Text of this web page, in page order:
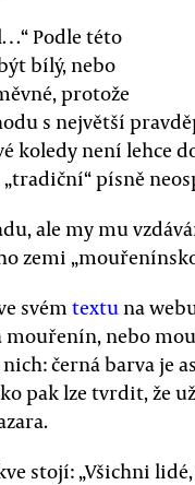
Podle této
bílý, nebo
protože
s největší
koledy není lehce
písně
ale my mu
zemi
svémtextuna
nebo
černá barva je
pak lze tvrdit, že
stojí: „Všichni